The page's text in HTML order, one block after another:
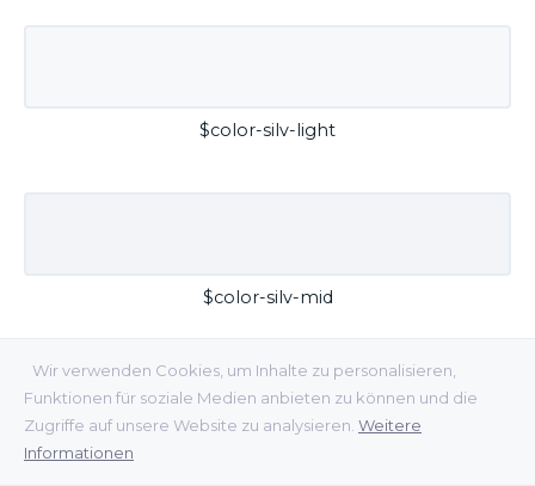
Wir verwenden Cookies, um Inhalte zu personalisieren,
Funktionen für soziale Medien anbieten zu können und die
Zugriffe auf unsere Website zu analysieren. Weitere
Informationen
$color-silv-light
$color-silv-mid